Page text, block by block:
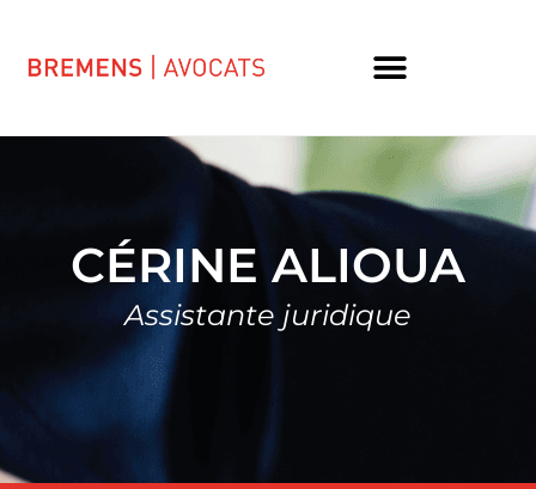
CÉRINE ALIOUA
Assistante juridique